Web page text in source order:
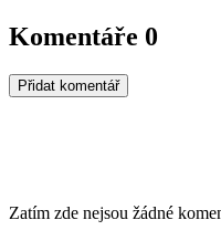
Komentáře 0
Přidat komentář
Zatím zde nejsou žádné